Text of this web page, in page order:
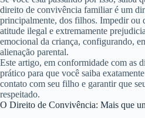
direito de convivência familiar é um
principalmente, dos filhos. Impedir ou
atitude ilegal e extremamente
emocional da criança, configurando,
alienação parental.
Este artigo, em conformidade com as
prático para que você saiba
contato com seu filho e garantir que
respeitado.
O Direito de Convivência: Mais que